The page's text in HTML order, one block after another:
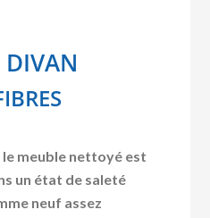
DIVAN
le meuble nettoyé est
un état de saleté
neuf assez